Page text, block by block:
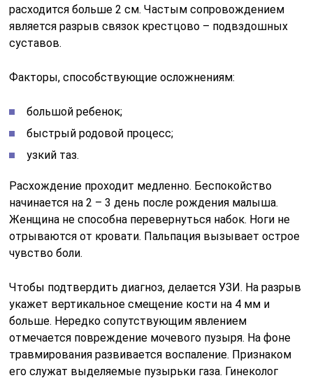
расходится больше 2 см. Частым сопровождением
является разрыв связок крестцово – подвздошных
суставов.
Факторы, способствующие осложнениям:
большой ребенок;
быстрый родовой процесс;
узкий таз.
Расхождение проходит медленно. Беспокойство
начинается на 2 – 3 день после рождения малыша.
Женщина не способна перевернуться набок. Ноги не
отрываются от кровати. Пальпация вызывает острое
чувство боли.
Чтобы подтвердить диагноз, делается УЗИ. На разрыв
укажет вертикальное смещение кости на 4 мм и
больше. Нередко сопутствующим явлением
отмечается повреждение мочевого пузыря. На фоне
травмирования развивается воспаление. Признаком
его служат выделяемые пузырьки газа. Гинеколог